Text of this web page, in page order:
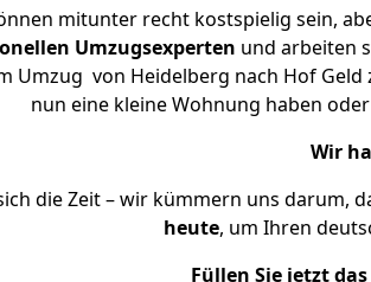
mitunter recht kostspielig sein,
Umzugsexperten und arbeiten
Umzug von Heidelberg nach Hof
nun eine kleine Wohnung haben
Wir
die Zeit – wir kümmern uns darum,
heute, um Ihren
Füllen Sie jetzt